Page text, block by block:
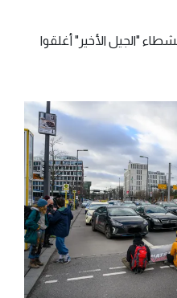
"الجيل الأخير" أغلقوا